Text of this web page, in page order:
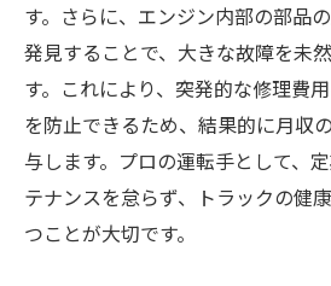
す。さらに、エンジン内部の部品
発見することで、大きな故障を未
す。これにより、突発的な修理費
を防止できるため、結果的に月収
与します。プロの運転手として、
テナンスを怠らず、トラックの健
つことが大切です。